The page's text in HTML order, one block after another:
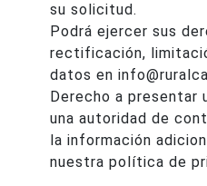
su solicitud.
Podrá ejercer sus
rectificación,
datos en
Derecho a presentar
una autoridad de
la información
nuestra política de